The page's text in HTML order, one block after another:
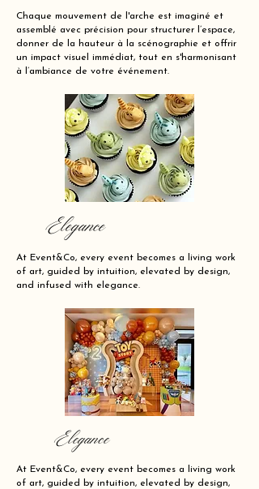
Chaque mouvement de l'arche est imaginé et
assemblé avec précision pour structurer l’espace,
donner de la hauteur à la scénographie et offrir
un impact visuel immédiat, tout en s'harmonisant
à l’ambiance de votre événement.
Elegance
At Event&Co, every event becomes a living work
of art, guided by intuition, elevated by design,
and infused with elegance.
Elegance
At Event&Co, every event becomes a living work
of art, guided by intuition, elevated by design,